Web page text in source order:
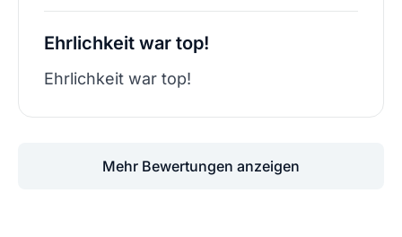
Ehrlichkeit war top!
Ehrlichkeit war top!
Mehr Bewertungen anzeigen